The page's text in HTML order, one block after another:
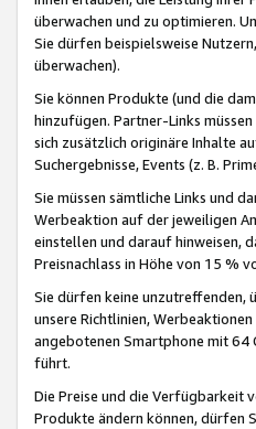
überwachen und zu optimieren.
Sie dürfen beispielsweise
überwachen).
Sie können Produkte (und die
hinzufügen. Partner-Links
sich zusätzlich originäre Inhalte
Suchergebnisse, Events (z. B.
Sie müssen sämtliche Links und
Werbeaktion auf der jeweiligen
einstellen und darauf hinweisen,
Preisnachlass in Höhe von 15 %
Sie dürfen keine unzutreffenden,
unsere Richtlinien,
angebotenen Smartphone mit 64
führt.
Die Preise und die Verfügbarkeit
Produkte ändern können, dürfen